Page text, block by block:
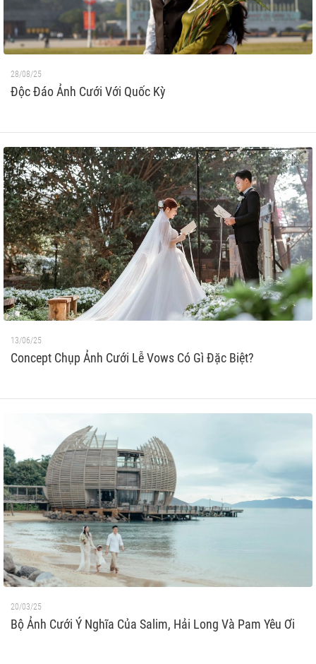
28/08/25
Độc Đáo Ảnh Cưới Với Quốc Kỳ
13/06/25
Concept Chụp Ảnh Cưới Lễ Vows Có Gì Đặc Biệt?
20/03/25
Bộ Ảnh Cưới Ý Nghĩa Của Salim, Hải Long Và Pam Yêu Ơi